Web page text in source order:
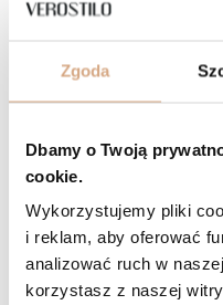
Zgoda
Dbamy o Twoją
cookie.
Wykorzystujemy pliki
i reklam, aby oferować
analizować ruch w
korzystasz z naszej
Czy opinia była pomocna?
👍
Czy opinia była pomocna?
5/5